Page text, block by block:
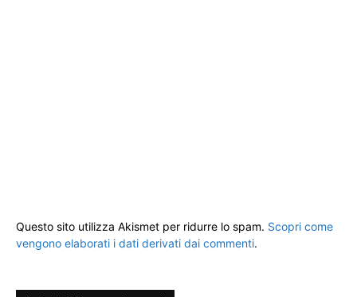
Questo sito utilizza Akismet per ridurre lo spam. Scopri come
vengono elaborati i dati derivati dai commenti.